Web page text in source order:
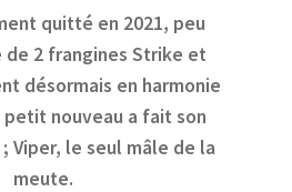
quitté en 2021, peu
de 2 frangines Strike et
désormais en harmonie
petit nouveau a fait son
Viper, le seul mâle de la
meute.